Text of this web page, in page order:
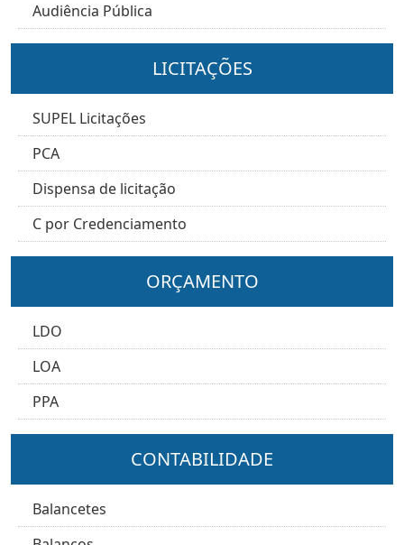
Audiência Pública
LICITAÇÕES
SUPEL Licitações
PCA
Dispensa de licitação
C por Credenciamento
ORÇAMENTO
LDO
LOA
PPA
CONTABILIDADE
Balancetes